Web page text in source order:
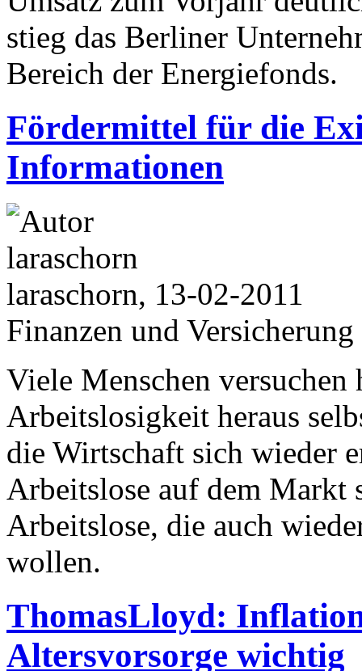
stieg das Berliner
Bereich der Energiefonds.
Fördermittel für die
Informationen
laraschorn, 13-02-2011
Finanzen und Versicherung
Viele Menschen versuchen
Arbeitslosigkeit heraus
die Wirtschaft sich wieder
Arbeitslose auf dem Markt
Arbeitslose, die auch
wollen.
ThomasLloyd:
Altersvorsorge wichtig